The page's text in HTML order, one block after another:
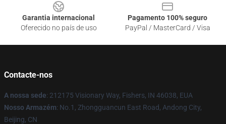
Garantia internacional
Oferecido no país de uso
Pagamento 100% seguro
PayPal / MasterCard / Visa
Contacte-nos
A nossa sede: 212175 Visionary Way, Fishers, IN 46038, EUA
Nosso Armazém: No.1, Zhongguancun East Road, Andong City,
Beijing, CN